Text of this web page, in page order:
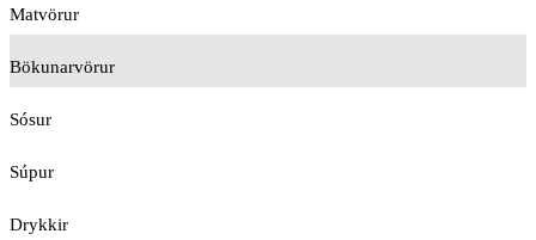
Matvörur
Bökunarvörur
Sósur
Súpur
Drykkir